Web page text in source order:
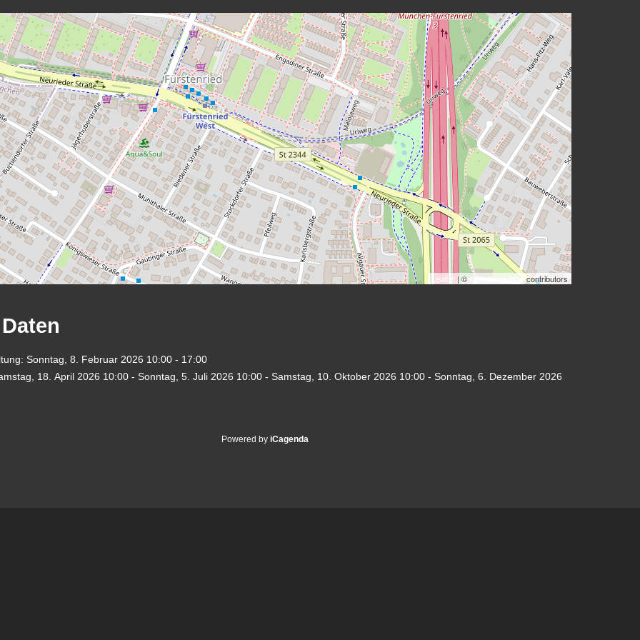
Leaflet | ©OpenStreetMap contributors
Sonntag, 8. Februar 2026 10:00 - 17:00
18. April 2026 10:00 - Sonntag, 5. Juli 2026 10:00 - Samstag, 10. Oktober 2026 10:00 - Sonntag, 6. Dezember 2026
Powered by iCagenda